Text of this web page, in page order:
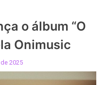
o álbum “O
Onimusic
2025